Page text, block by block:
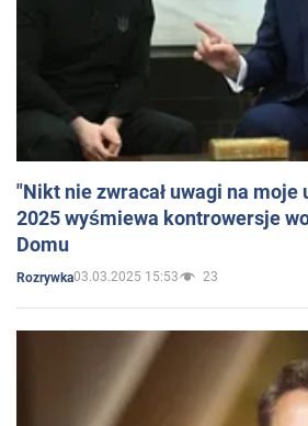
"Nikt nie zwracał uwagi na moje
2025 wyśmiewa kontrowersje
Domu
Rozrywka03.03.2025 15:53 23